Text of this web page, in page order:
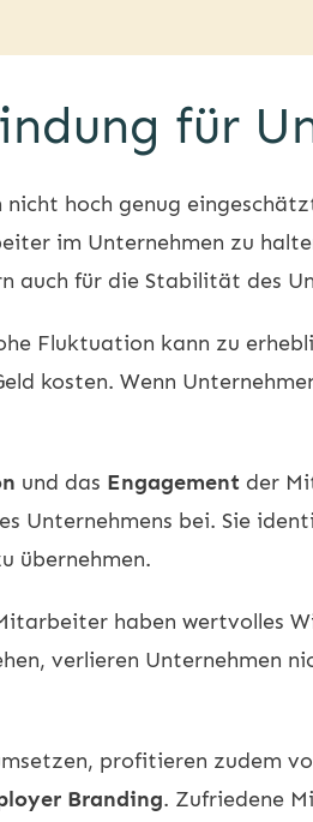
für
nicht hoch genug
im Unternehmen zu
für die Stabilität des
Fluktuation kann zu
kosten. Wenn
und das Engagement der
bei. Sie
übernehmen.
haben wertvolles
verlieren Unternehmen
profitieren zudem
Branding. Zufriedene